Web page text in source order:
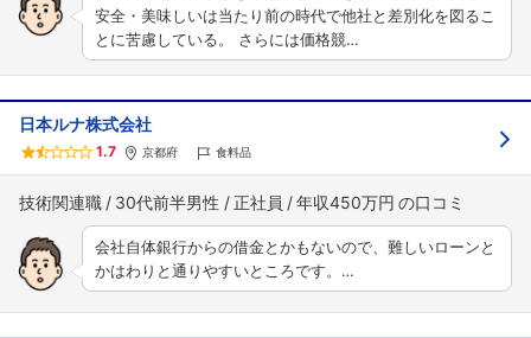
安全・美味しいは当たり前の時代で他社と差別化を図るこ
とに苦慮している。 さらには価格競…
日本ルナ株式会社
1.7 京都府 食料品
技術関連職 30代前半男性 正社員 年収450万円
会社自体銀行からの借金とかもないので、難しいローンと
かはわりと通りやすいところです。…